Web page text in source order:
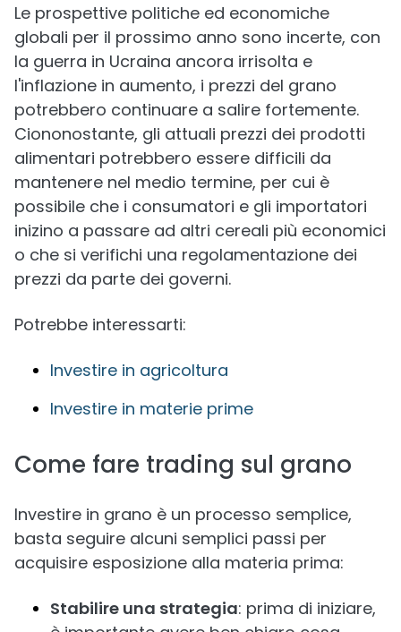
Le prospettive politiche ed economiche
globali per il prossimo anno sono incerte, con
la guerra in Ucraina ancora irrisolta e
l'inflazione in aumento, i prezzi del grano
potrebbero continuare a salire fortemente.
Ciononostante, gli attuali prezzi dei prodotti
alimentari potrebbero essere difficili da
mantenere nel medio termine, per cui è
possibile che i consumatori e gli importatori
inizino a passare ad altri cereali più economici
o che si verifichi una regolamentazione dei
prezzi da parte dei governi.
Potrebbe interessarti:
Investire in agricoltura
Investire in materie prime
Come fare trading sul grano
Investire in grano è un processo semplice,
basta seguire alcuni semplici passi per
acquisire esposizione alla materia prima:
Stabilire una strategia: prima di iniziare,